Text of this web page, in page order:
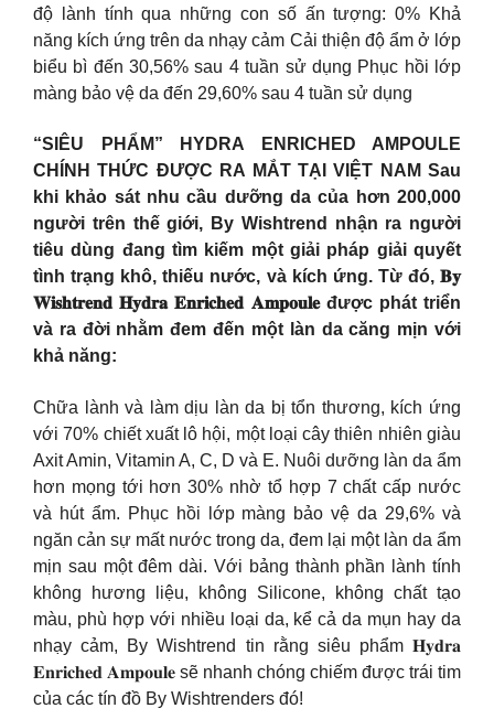
độ lành tính qua những con số ấn tượng: 0% Khả
năng kích ứng trên da nhạy cảm Cải thiện độ ẩm ở lớp
biểu bì đến 30,56% sau 4 tuần sử dụng Phục hồi lớp
màng bảo vệ da đến 29,60% sau 4 tuần sử dụng
“SIÊU PHẨM” HYDRA ENRICHED AMPOULE
CHÍNH THỨC ĐƯỢC RA MẮT TẠI VIỆT NAM Sau
khi khảo sát nhu cầu dưỡng da của hơn 200,000
người trên thế giới, By Wishtrend nhận ra người
tiêu dùng đang tìm kiếm một giải pháp giải quyết
tình trạng khô, thiếu nước, và kích ứng. Từ đó, 𝐁𝐲
𝐖𝐢𝐬𝐡𝐭𝐫𝐞𝐧𝐝 𝐇𝐲𝐝𝐫𝐚 𝐄𝐧𝐫𝐢𝐜𝐡𝐞𝐝 𝐀𝐦𝐩𝐨𝐮𝐥𝐞 được phát triển
và ra đời nhằm đem đến một làn da căng mịn với
khả năng:
Chữa lành và làm dịu làn da bị tổn thương, kích ứng
với 70% chiết xuất lô hội, một loại cây thiên nhiên giàu
Axit Amin, Vitamin A, C, D và E. Nuôi dưỡng làn da ẩm
hơn mọng tới hơn 30% nhờ tổ hợp 7 chất cấp nước
và hút ẩm. Phục hồi lớp màng bảo vệ da 29,6% và
ngăn cản sự mất nước trong da, đem lại một làn da ẩm
mịn sau một đêm dài. Với bảng thành phần lành tính
không hương liệu, không Silicone, không chất tạo
màu, phù hợp với nhiều loại da, kể cả da mụn hay da
nhạy cảm, By Wishtrend tin rằng siêu phẩm 𝐇𝐲𝐝𝐫𝐚
𝐄𝐧𝐫𝐢𝐜𝐡𝐞𝐝 𝐀𝐦𝐩𝐨𝐮𝐥𝐞 sẽ nhanh chóng chiếm được trái tim
của các tín đồ By Wishtrenders đó!